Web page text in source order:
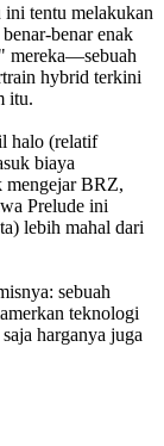
tentu melakukan
benar enak
mereka—sebuah
hybrid terkini
itu.
halo (relatif
biaya
mengejar BRZ,
Prelude ini
lebih mahal dari
sebuah
teknologi
harganya juga